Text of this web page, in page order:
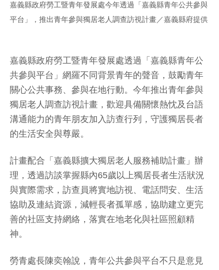
嘉義縣政府勞工暨青年發展處今年透過「嘉義縣青年公共參與
平台」，推出青年參與獨居老人調查訪視計畫／嘉義縣府提供
嘉義縣政府勞工暨青年發展處透過「嘉義縣青年公
共參與平台」網羅不同背景青年的聲音，鼓勵青年
關心公共事務、參與在地行動。今年推出青年參與
獨居老人調查訪視計畫，歡迎具備關懷熱忱及台語
溝通能力的青年朋友加入訪查行列，守護獨居長者
的生活安全與尊嚴。
計畫配合「嘉義縣擴大獨居老人服務補助計畫」辦
理，透過訪談掌握縣內65歲以上獨居長者生活狀況
與實際需求，訪查員將實地訪視、電話問安、生活
協助及連結資源，減輕長者孤單感，協助建立更完
善的社區支持網絡，落實在地老化與社區照顧精
神。
勞青處長陳奕翰說，青年公共參與平台不只是意見